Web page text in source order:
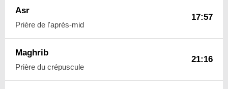
Asr
Prière de l'après-mid
17:57
Maghrib
Prière du crépuscule
21:16